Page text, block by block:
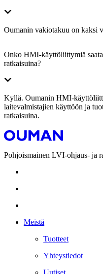
Oumanin vakiotakuu on kaksi
Onko HMI-käyttöliittymiä
ratkaisuina?
Kyllä. Oumanin HMI-
laitevalmistajien käyttöön ja
ratkaisuina.
Pohjoismainen LVI-ohjaus- ja
Meistä
Tuotteet
Yhteystiedot
Uutiset